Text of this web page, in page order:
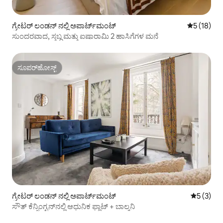
ಗ್ರೇಟರ್ ಲಂಡನ್ ನಲ್ಲಿ ಅಪಾರ್ಟ್‌ಮಂಟ್ 5 ರಲ್ಲಿ 5
5 (18)
ಸುಂದರವಾದ, ಸ್ತಬ್ಧ ಮತ್ತು ಐಷಾರಾಮಿ 2 ಹಾಸಿಗೆಗಳ ಮನೆ
ಸೂಪರ್‌ಹೋಸ್ಟ್
ಸೂಪರ್‌ಹೋಸ್ಟ್
ಗ್ರೇಟರ್ ಲಂಡನ್ ನಲ್ಲಿ ಅಪಾರ್ಟ್‌ಮಂಟ್ 5 ರಲ್ಲಿ 5
5 (3)
ಸೌತ್ ಕೆನ್ಸಿಂಗ್ಟನ್‌ನಲ್ಲಿ ಆಧುನಿಕ ಫ್ಲಾಟ್ + ಬಾಲ್ಕನಿ